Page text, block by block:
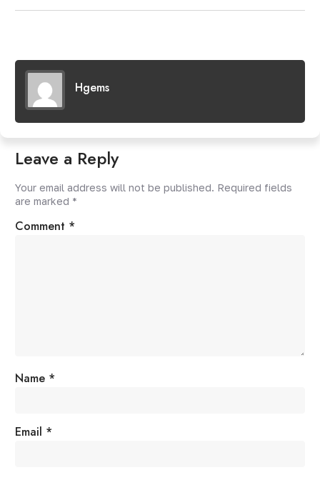
Hgems
Leave a Reply
Your email address will not be published. Required fields
are marked *
Comment *
Name *
Email *